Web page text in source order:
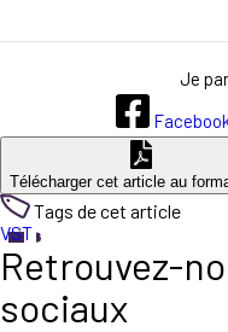
Je
Télécharger cet article au
Tags de cet article
VST
Retrouvez-
sociaux